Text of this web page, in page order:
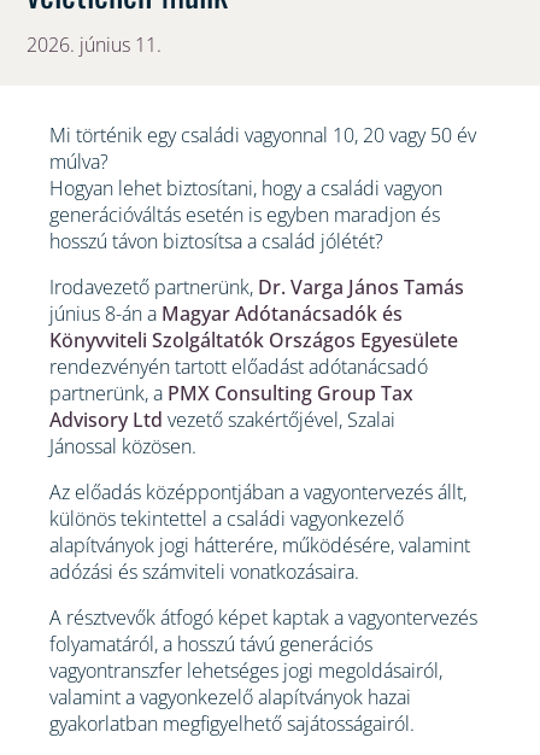
2026. június 11.
Mi történik egy családi vagyonnal 10, 20 vagy 50 év
múlva?
Hogyan lehet biztosítani, hogy a családi vagyon
generációváltás esetén is egyben maradjon és
hosszú távon biztosítsa a család jólétét?
Irodavezető partnerünk, Dr. Varga János Tamás
június 8-án a Magyar Adótanácsadók és
Könyvviteli Szolgáltatók Országos Egyesülete
rendezvényén tartott előadást adótanácsadó
partnerünk, a PMX Consulting Group Tax
Advisory Ltd vezető szakértőjével, Szalai
Jánossal közösen.
Az előadás középpontjában a vagyontervezés állt,
különös tekintettel a családi vagyonkezelő
alapítványok jogi hátterére, működésére, valamint
adózási és számviteli vonatkozásaira.
A résztvevők átfogó képet kaptak a vagyontervezés
folyamatáról, a hosszú távú generációs
vagyontranszfer lehetséges jogi megoldásairól,
valamint a vagyonkezelő alapítványok hazai
gyakorlatban megfigyelhető sajátosságairól.